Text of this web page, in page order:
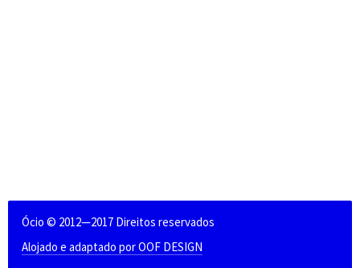
Ócio © 2012—2017 Direitos reservados
Alojado e adaptado por OOF DESIGN